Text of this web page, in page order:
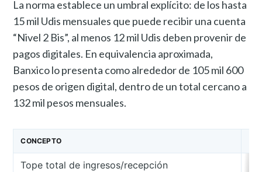
La norma establece un umbral explícito: de los hasta
15 mil Udis mensuales que puede recibir una cuenta
“Nivel 2 Bis”, al menos 12 mil Udis deben provenir de
pagos digitales. En equivalencia aproximada,
Banxico lo presenta como alrededor de 105 mil 600
pesos de origen digital, dentro de un total cercano a
132 mil pesos mensuales.
CONCEPTO
Tope total de ingresos/recepción